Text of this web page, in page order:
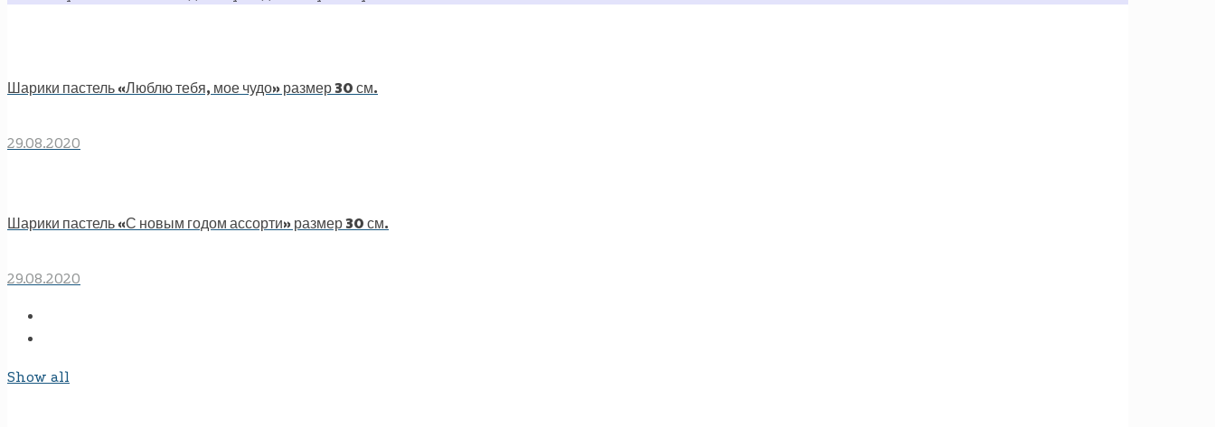
Шарики пастель «Люблю тебя, мое чудо» размер 30 см.
29.08.2020
Шарики пастель «С новым годом ассорти» размер 30 см.
29.08.2020
Show all